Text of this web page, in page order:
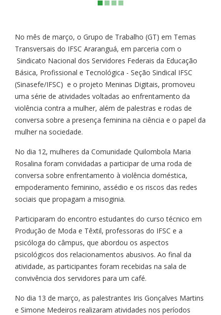
No mês de março, o Grupo de Trabalho (GT) em Temas
Transversais do IFSC Araranguá, em parceria com o
Sindicato Nacional dos Servidores Federais da Educação
Básica, Profissional e Tecnológica - Seção Sindical IFSC
(Sinasefe/IFSC) e o projeto Meninas Digitais, promoveu
uma série de atividades voltadas ao enfrentamento da
violência contra a mulher, além de palestras e rodas de
conversa sobre a presença feminina na ciência e o papel da
mulher na sociedade.
No dia 12, mulheres da Comunidade Quilombola Maria
Rosalina foram convidadas a participar de uma roda de
conversa sobre enfrentamento à violência doméstica,
empoderamento feminino, assédio e os riscos das redes
sociais que propagam a misoginia.
Participaram do encontro estudantes do curso técnico em
Produção de Moda e Têxtil, professoras do IFSC e a
psicóloga do câmpus, que abordou os aspectos
psicológicos dos relacionamentos abusivos. Ao final da
atividade, as participantes foram recebidas na sala de
convivência dos servidores para um café.
No dia 13 de março, as palestrantes Iris Gonçalves Martins
e Simone Medeiros realizaram atividades nos períodos